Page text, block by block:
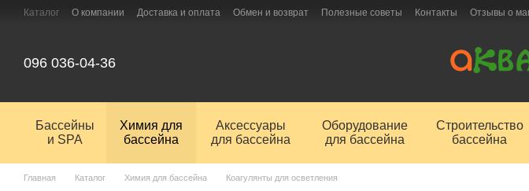
Перейти к основному контенту
Каталог О компании Доставка и оплата Обмен и возврат Полезные советы Контакты Отзывы о
096 036-04-36
Бассейны
и SPA
Химия для
бассейна
Аксессуары
для бассейна
Оборудование
для бассейна
Строительство
бассейна
Главная Каталог Химия для бассейна Коагулянты для осветления